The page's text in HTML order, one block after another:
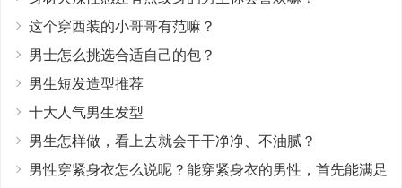
这个穿西装的小哥哥有范嘛？
男士怎么挑选合适自己的包？
男生短发造型推荐
十大人气男生发型
男生怎样做，看上去就会干干净净、不油腻？
男性穿紧身衣怎么说呢？能穿紧身衣的男性，首先能满足